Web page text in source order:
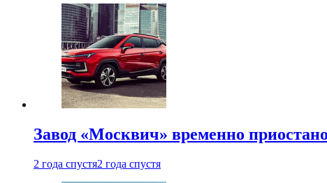
Завод «Москвич» временно
2 года спустя2 года спустя